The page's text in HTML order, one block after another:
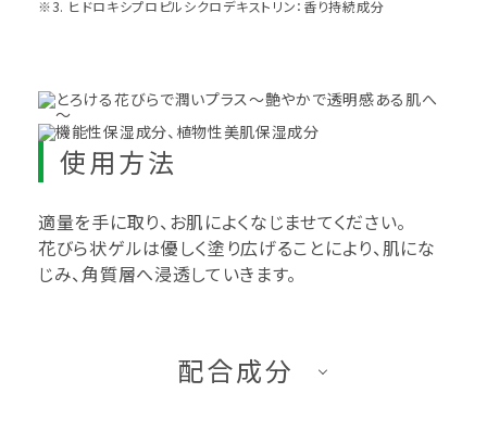
※3. ヒドロキシプロピルシクロデキストリン：香り持続成分
使用方法
適量を手に取り、お肌によくなじませてください。
花びら状ゲルは優しく塗り広げることにより、肌にな
じみ、角質層へ浸透していきます。
配合成分